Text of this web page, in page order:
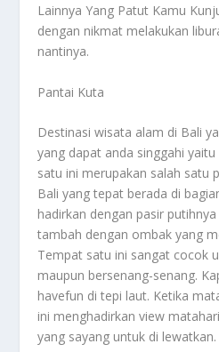
Lainnya Yang Patut Kamu
dengan nikmat melakukan
nantinya.
Pantai Kuta
Destinasi wisata alam di Bali
yang dapat anda singgahi
satu ini merupakan salah satu
Bali yang tepat berada di
hadirkan dengan pasir
tambah dengan ombak yang
Tempat satu ini sangat cocok
maupun bersenang-senang.
havefun di tepi laut. Ketika
ini menghadirkan view
yang sayang untuk di lewatkan.